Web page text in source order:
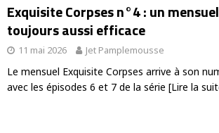
Exquisite Corpses n°4 : un
toujours aussi efficace
11 mai 2026 Jet Pamplemousse
Le mensuel Exquisite Corpses arrive à son
avec les épisodes 6 et 7 de la série [Lire la